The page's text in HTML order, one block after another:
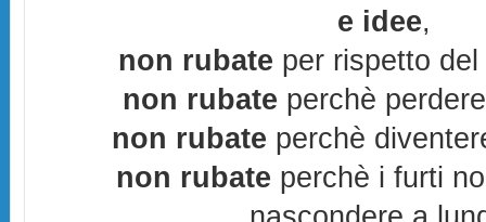
e idee,
non rubate per rispetto
non rubate perchè
non rubate perchè
non rubate perchè i furti